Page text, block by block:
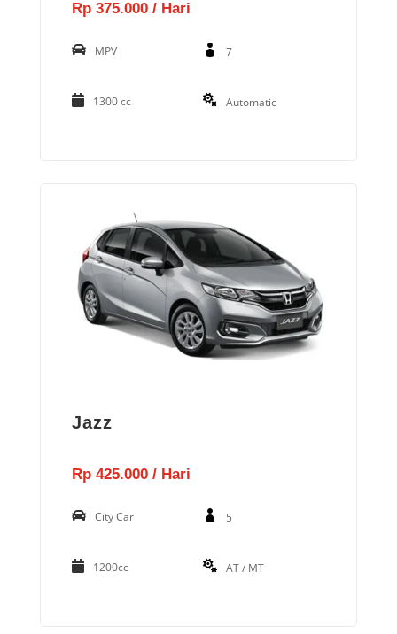
Rp 375.000 / Hari
MPV 7
1300 cc Automatic
Jazz
Rp 425.000 / Hari
City Car 5
1200cc AT / MT